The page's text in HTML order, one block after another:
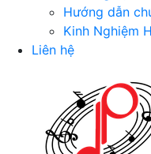
Hướng dẫn
Kinh Nghiệm
Liên hệ